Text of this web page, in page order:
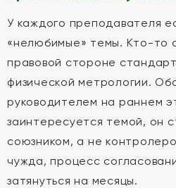
У каждого преподавателя
«нелюбимые» темы. Кто-то
правовой стороне
физической метрологии.
руководителем на раннем
заинтересуется темой, он
союзником, а не
чужда, процесс
затянуться на месяцы.